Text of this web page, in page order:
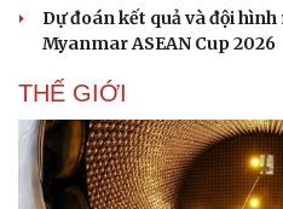
Dự đoán kết quả và đội
Myanmar ASEAN Cup 2026
THẾ GIỚI